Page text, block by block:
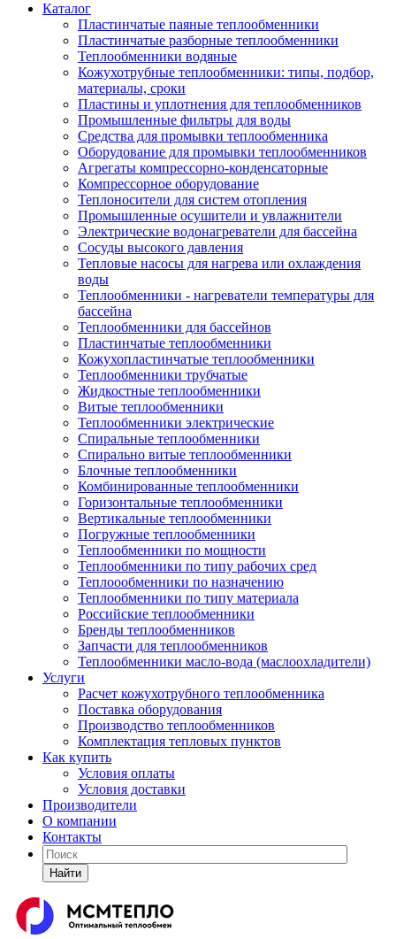
Каталог
Пластинчатые паяные теплообменники
Пластинчатые разборные теплообменники
Теплообменники водяные
Кожухотрубные теплообменники: типы, подбор,
материалы, сроки
Пластины и уплотнения для теплообменников
Промышленные фильтры для воды
Средства для промывки теплообменника
Оборудование для промывки теплообменников
Агрегаты компрессорно-конденсаторные
Компрессорное оборудование
Теплоносители для систем отопления
Промышленные осушители и увлажнители
Электрические водонагреватели для бассейна
Сосуды высокого давления
Тепловые насосы для нагрева или охлаждения
воды
Теплообменники - нагреватели температуры для
бассейна
Теплообменники для бассейнов
Пластинчатые теплообменники
Кожухопластинчатые теплообменники
Теплообменники трубчатые
Жидкостные теплообменники
Витые теплообменники
Теплообменники электрические
Спиральные теплообменники
Спирально витые теплообменники
Блочные теплообменники
Комбинированные теплообменники
Горизонтальные теплообменники
Вертикальные теплообменники
Погружные теплообменники
Теплообменники по мощности
Теплообменники по типу рабочих сред
Теплоообменники по назначению
Теплообменники по типу материала
Российские теплообменники
Бренды теплообменников
Запчасти для теплообменников
Теплообменники масло-вода (маслоохладители)
Услуги
Расчет кожухотрубного теплообменника
Поставка оборудования
Производство теплообменников
Комплектация тепловых пунктов
Как купить
Условия оплаты
Условия доставки
Производители
О компании
Контакты
Найти